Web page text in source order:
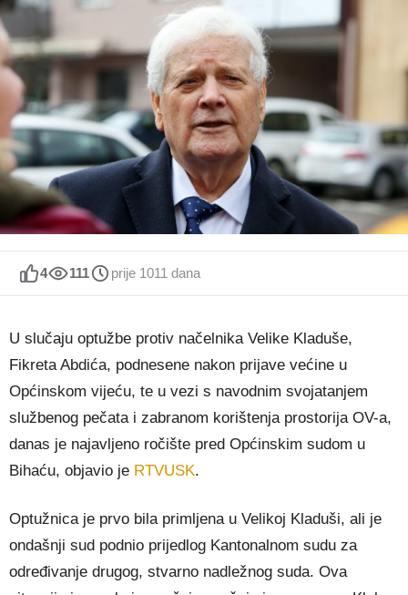
4 111 prije 1011 dana
U slučaju optužbe protiv načelnika Velike Kladuše,
Fikreta Abdića, podnesene nakon prijave većine u
Općinskom vijeću, te u vezi s navodnim svojatanjem
službenog pečata i zabranom korištenja prostorija OV-a,
danas je najavljeno ročište pred Općinskim sudom u
Bihaću, objavio je RTVUSK.
Optužnica je prvo bila primljena u Velikoj Kladuši, ali je
ondašnji sud podnio prijedlog Kantonalnom sudu za
određivanje drugog, stvarno nadležnog suda. Ova